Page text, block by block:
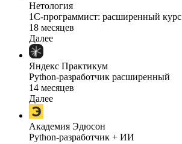
Нетология
1C-программист: расширенный курс
18 месяцев
Далее
Яндекс Практикум
Python-разработчик расширенный
14 месяцев
Далее
Академия Эдюсон
Python-разработчик + ИИ